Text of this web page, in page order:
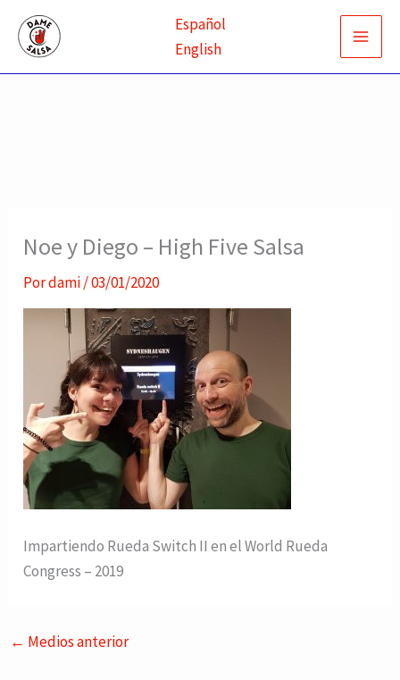
contenido
Español
English
Noe y Diego – High Five Salsa
Pordami/03/01/2020
Impartiendo Rueda Switch II en el World Rueda
Congress – 2019
← Medios anterior